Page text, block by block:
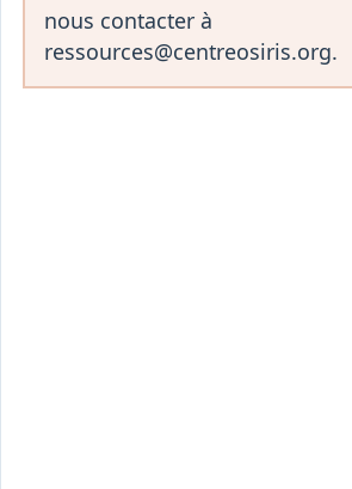
nous contacter à
ressources@centreosiris.org.